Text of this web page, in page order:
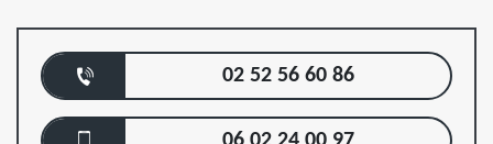
02 52 56 60 86